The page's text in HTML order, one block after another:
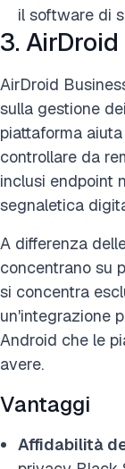
il software di
3.
AirDroid
sulla gestione
piattaforma
controllare da
inclusi endpoint
segnaletica
A differenza
concentrano su
si concentra
un'integrazione
Android che le
avere.
Vantaggi
Affidabilità